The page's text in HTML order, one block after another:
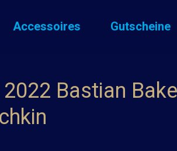
Accessoires Gutscheine
Bastian